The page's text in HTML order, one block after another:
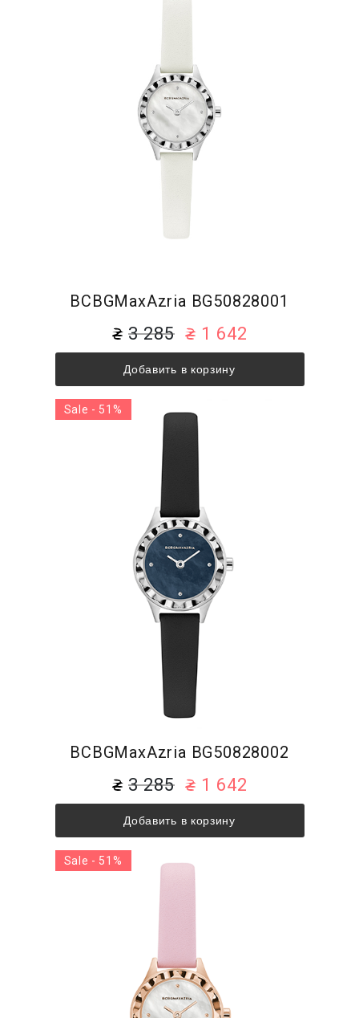
BCBGMaxAzria BG50828001
3 285 1 642
Добавить в корзину
BCBGMaxAzria BG50828002
3 285 1 642
Добавить в корзину
Sale - 51%
Sale - 51%